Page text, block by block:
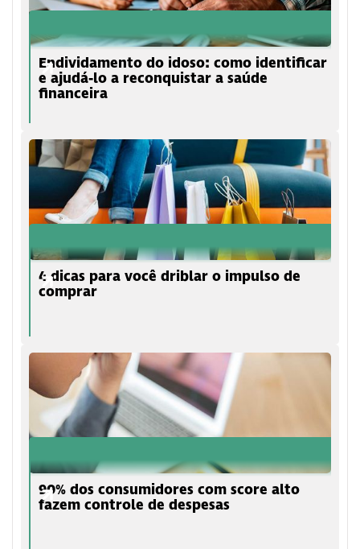
Endividamento do idoso: como identificar
e ajudá-lo a reconquistar a saúde
financeira
4 dicas para você driblar o impulso de
comprar
90% dos consumidores com score alto
fazem controle de despesas